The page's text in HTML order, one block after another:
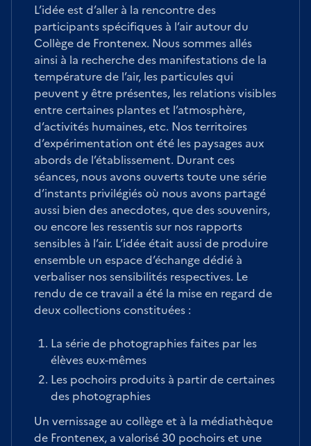
L’idée est d’aller à la rencontre des
participants spécifiques à l’air autour du
Collège de Frontenex. Nous sommes allés
ainsi à la recherche des manifestations de la
température de l’air, les particules qui
peuvent y être présentes, les relations visibles
entre certaines plantes et l’atmosphère,
d’activités humaines, etc. Nos territoires
d’expérimentation ont été les paysages aux
abords de l’établissement. Durant ces
séances, nous avons ouverts toute une série
d’instants privilégiés où nous avons partagé
aussi bien des anecdotes, que des souvenirs,
ou encore les ressentis sur nos rapports
sensibles à l’air. L’idée était aussi de produire
ensemble un espace d’échange dédié à
verbaliser nos sensibilités respectives. Le
rendu de ce travail a été la mise en regard de
deux collections constituées :
La série de photographies faites par les
élèves eux-mêmes
Les pochoirs produits à partir de certaines
des photographies
Un vernissage au collège et à la médiathèque
de Frontenex, a valorisé 30 pochoirs et une